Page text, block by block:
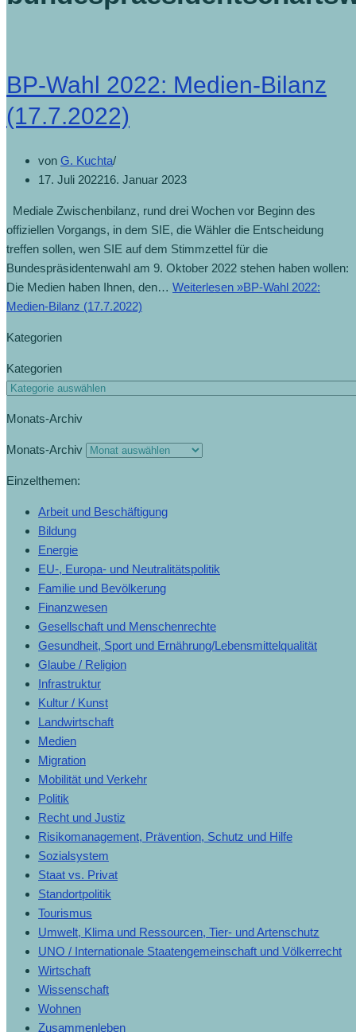
BP-Wahl 2022: Medien-Bilanz
(17.7.2022)
von G. Kuchta
17. Juli 202216. Januar 2023
Mediale Zwischenbilanz, rund drei Wochen vor Beginn des
offiziellen Vorgangs, in dem SIE, die Wähler die Entscheidung
treffen sollen, wen SIE auf dem Stimmzettel für die
Bundespräsidentenwahl am 9. Oktober 2022 stehen haben wollen:
Die Medien haben Ihnen, den… Weiterlesen »BP-Wahl 2022:
Medien-Bilanz (17.7.2022)
Kategorien
Kategorien
Monats-Archiv
Monats-Archiv
Einzelthemen:
Arbeit und Beschäftigung
Bildung
Energie
EU-, Europa- und Neutralitätspolitik
Familie und Bevölkerung
Finanzwesen
Gesellschaft und Menschenrechte
Gesundheit, Sport und Ernährung/Lebensmittelqualität
Glaube / Religion
Infrastruktur
Kultur / Kunst
Landwirtschaft
Medien
Migration
Mobilität und Verkehr
Politik
Recht und Justiz
Risikomanagement, Prävention, Schutz und Hilfe
Sozialsystem
Staat vs. Privat
Standortpolitik
Tourismus
Umwelt, Klima und Ressourcen, Tier- und Artenschutz
UNO / Internationale Staatengemeinschaft und Völkerrecht
Wirtschaft
Wissenschaft
Wohnen
Zusammenleben